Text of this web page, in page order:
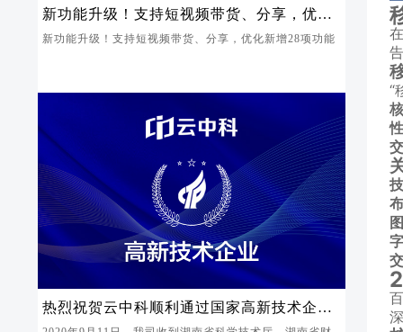
新功能升级！支持短视频带货、分享，优化
新增28项功能
新功能升级！支持短视频带货、分享，优化新增28项功能
热烈祝贺云中科顺利通过国家高新技术企业
认定
“